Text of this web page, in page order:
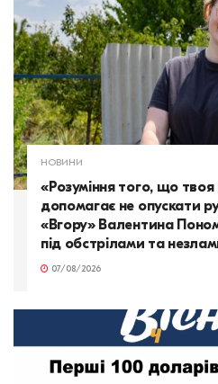
НОВИНИ
«Розуміння того, що
допомагає не опускати
«Вгору» Валентина
під обстрілами та
07/08/2026